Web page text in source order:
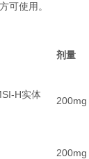
可使用。
剂量
H实体
200mg
200mg